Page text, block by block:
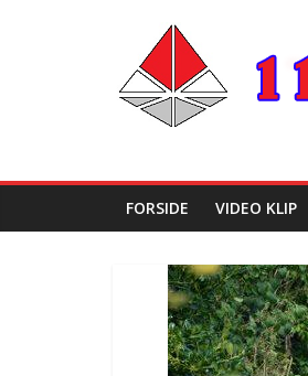
FORSIDE VIDEO KLIP